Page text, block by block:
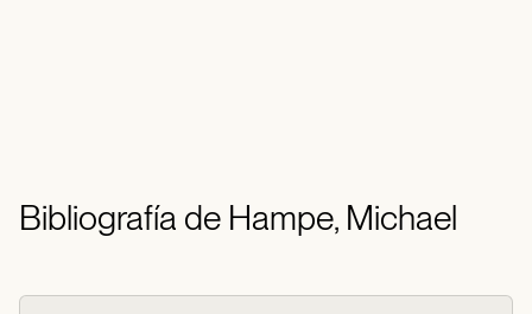
Bibliografía de Hampe, Michael